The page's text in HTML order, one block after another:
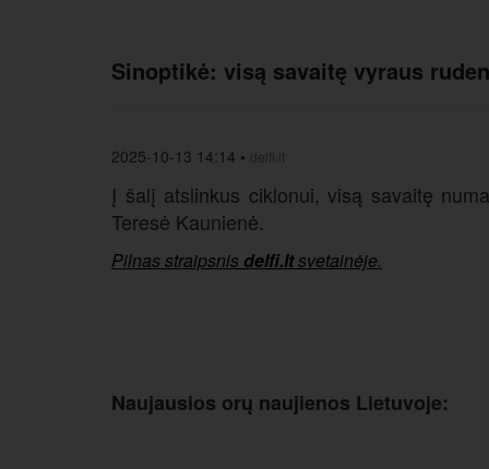
Sinoptikė: visą savaitę vyraus
2025-10-13 14:14 • delfi.lt
Į šalį atslinkus ciklonui, visą savaitę
Teresė Kaunienė.
Pilnas straipsnis delfi.ltsvetainėje.
Naujausios orų naujienos Lietuvoje: